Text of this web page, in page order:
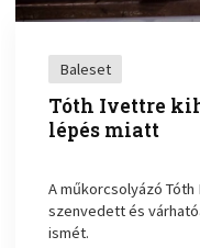
Baleset
Tóth Ivettre
lépés miatt
A műkorcsolyázó
szenvedett és
ismét.